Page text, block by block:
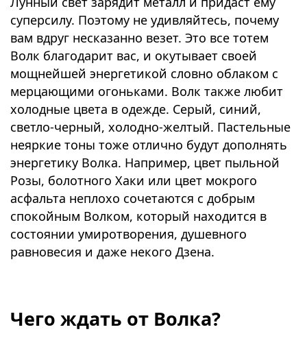
суперсилу. Поэтому не удивляйтесь, почему
вам вдруг несказанно везет. Это все тотем
Волк благодарит вас, и окутывает своей
мощнейшей энергетикой словно облаком с
мерцающими огоньками. Волк также любит
холодные цвета в одежде. Серый, синий,
светло-черный, холодно-желтый. Пастельные
неяркие тоны тоже отлично будут дополнять
энергетику Волка. Например, цвет пыльной
Розы, болотного Хаки или цвет мокрого
асфальта неплохо сочетаются с добрым
спокойным Волком, который находится в
состоянии умиротворения, душевного
равновесия и даже некого Дзена.
Чего ждать от Волка?